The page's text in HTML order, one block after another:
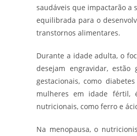
saudáveis que impactarão a
equilibrada para o
transtornos alimentares.
Durante a idade adulta, o
desejam engravidar,
gestacionais, como
mulheres em idade fértil,
nutricionais, como ferro e
Na menopausa, o